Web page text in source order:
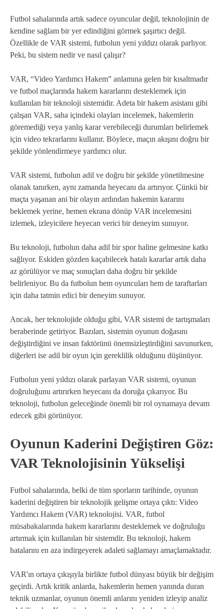
Futbol sahalarında artık sadece oyuncular değil, teknolojinin de
kendine sağlam bir yer edindiğini görmek şaşırtıcı değil.
Özellikle de VAR sistemi, futbolun yeni yıldızı olarak parlıyor.
Peki, bu sistem nedir ve nasıl çalışır?
VAR, “Video Yardımcı Hakem” anlamına gelen bir kısaltmadır
ve futbol maçlarında hakem kararlarını desteklemek için
kullanılan bir teknoloji sistemidir. Adeta bir hakem asistanı gibi
çalışan VAR, saha içindeki olayları incelemek, hakemlerin
göremediği veya yanlış karar verebileceği durumları belirlemek
için video tekrarlarını kullanır. Böylece, maçın akışını doğru bir
şekilde yönlendirmeye yardımcı olur.
VAR sistemi, futbolun adil ve doğru bir şekilde yönetilmesine
olanak tanırken, aynı zamanda heyecanı da artırıyor. Çünkü bir
maçta yaşanan ani bir olayın ardından hakemin kararını
beklemek yerine, hemen ekrana dönüp VAR incelemesini
izlemek, izleyicilere heyecan verici bir deneyim sunuyor.
Bu teknoloji, futbolun daha adil bir spor haline gelmesine katkı
sağlıyor. Eskiden gözden kaçabilecek hatalı kararlar artık daha
az görülüyor ve maç sonuçları daha doğru bir şekilde
belirleniyor. Bu da futbolun hem oyuncuları hem de taraftarları
için daha tatmin edici bir deneyim sunuyor.
Ancak, her teknolojide olduğu gibi, VAR sistemi de tartışmaları
beraberinde getiriyor. Bazıları, sistemin oyunun doğasını
değiştirdiğini ve insan faktörünü önemsizleştirdiğini savunurken,
diğerleri ise adil bir oyun için gereklilik olduğunu düşünüyor.
Futbolun yeni yıldızı olarak parlayan VAR sistemi, oyunun
doğruluğunu artırırken heyecanı da doruğa çıkarıyor. Bu
teknoloji, futbolun geleceğinde önemli bir rol oynamaya devam
edecek gibi görünüyor.
Oyunun Kaderini Değiştiren Göz:
VAR Teknolojisinin Yükselişi
Futbol sahalarında, belki de tüm sporların tarihinde, oyunun
kaderini değiştiren bir teknolojik gelişme ortaya çıktı: Video
Yardımcı Hakem (VAR) teknolojisi. VAR, futbol
müsabakalarında hakem kararlarını desteklemek ve doğruluğu
artırmak için kullanılan bir sistemdir. Bu teknoloji, hakem
hatalarını en aza indirgeyerek adaleti sağlamayı amaçlamaktadır.
VAR'ın ortaya çıkışıyla birlikte futbol dünyası büyük bir değişim
geçirdi. Artık kritik anlarda, hakemlerin hemen yanında duran
teknik uzmanlar, oyunun önemli anlarını yeniden izleyip analiz